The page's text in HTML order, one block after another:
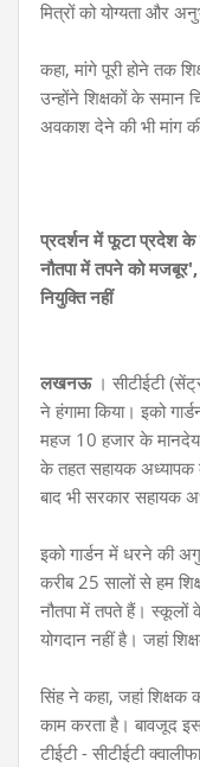
मित्रों को योग्यता और
कहा, मांगे पूरी होने तक
उन्होंने शिक्षकों के
अवकाश देने की भी मांग
प्रदर्शन में फूटा प्रदेश के
नौतपा में तपने को मजबूर',
नियुक्ति नहीं
लखनऊ। सीटीईटी
ने हंगामा किया। इको
महज 10 हजार के मानदेय
के तहत सहायक अध्यापक
बाद भी सरकार सहायक
इको गार्डन में धरने की
करीब 25 सालों से हम
नौतपा में तपते हैं। स्कूलों
योगदान नहीं है। जहां
सिंह ने कहा, जहां शिक्षक
काम करता है। बावजूद
टीईटी - सीटीईटी